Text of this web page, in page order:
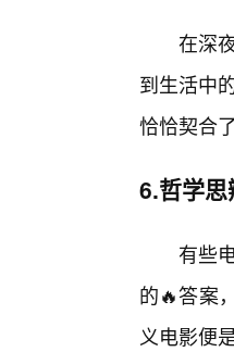
在深
到生活中
恰恰契合
6.哲学
有些
的🔥答案
义电影便